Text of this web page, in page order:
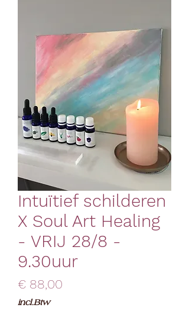
Intuïtief schilderen
X Soul Art Healing
- VRIJ 28/8 -
9.30uur
€ 88,00
incl.Btw